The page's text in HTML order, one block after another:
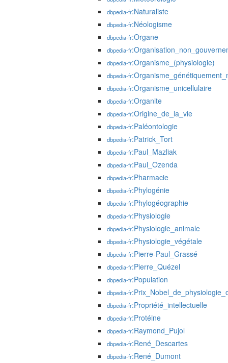
dbpedia-fr:Naturaliste
dbpedia-fr:Néologisme
dbpedia-fr:Organe
dbpedia-fr
dbpedia-fr:Organisme_(physiologie)
dbpedia-fr
dbpedia-fr:Organisme_unicellulaire
dbpedia-fr:Organite
dbpedia-fr:Origine_de_la_vie
dbpedia-fr:Paléontologie
dbpedia-fr:Patrick_Tort
dbpedia-fr:Paul_Mazliak
dbpedia-fr:Paul_Ozenda
dbpedia-fr:Pharmacie
dbpedia-fr:Phylogénie
dbpedia-fr:Phylogéographie
dbpedia-fr:Physiologie
dbpedia-fr:Physiologie_animale
dbpedia-fr:Physiologie_végétale
dbpedia-fr:Pierre-Paul_Grassé
dbpedia-fr:Pierre_Quézel
dbpedia-fr:Population
dbpedia-fr
dbpedia-fr:Propriété_intellectuelle
dbpedia-fr:Protéine
dbpedia-fr:Raymond_Pujol
dbpedia-fr:René_Descartes
dbpedia-fr:René_Dumont